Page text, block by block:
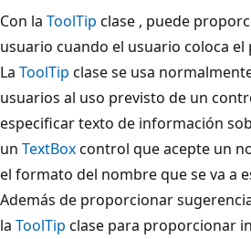
Con la ToolTip clase , puede
usuario cuando el usuario coloca
La ToolTip clase se usa
usuarios al uso previsto de un
especificar texto de información
un TextBoxcontrol que acepte un
el formato del nombre que se va a
Además de proporcionar
la ToolTip clase para proporcionar